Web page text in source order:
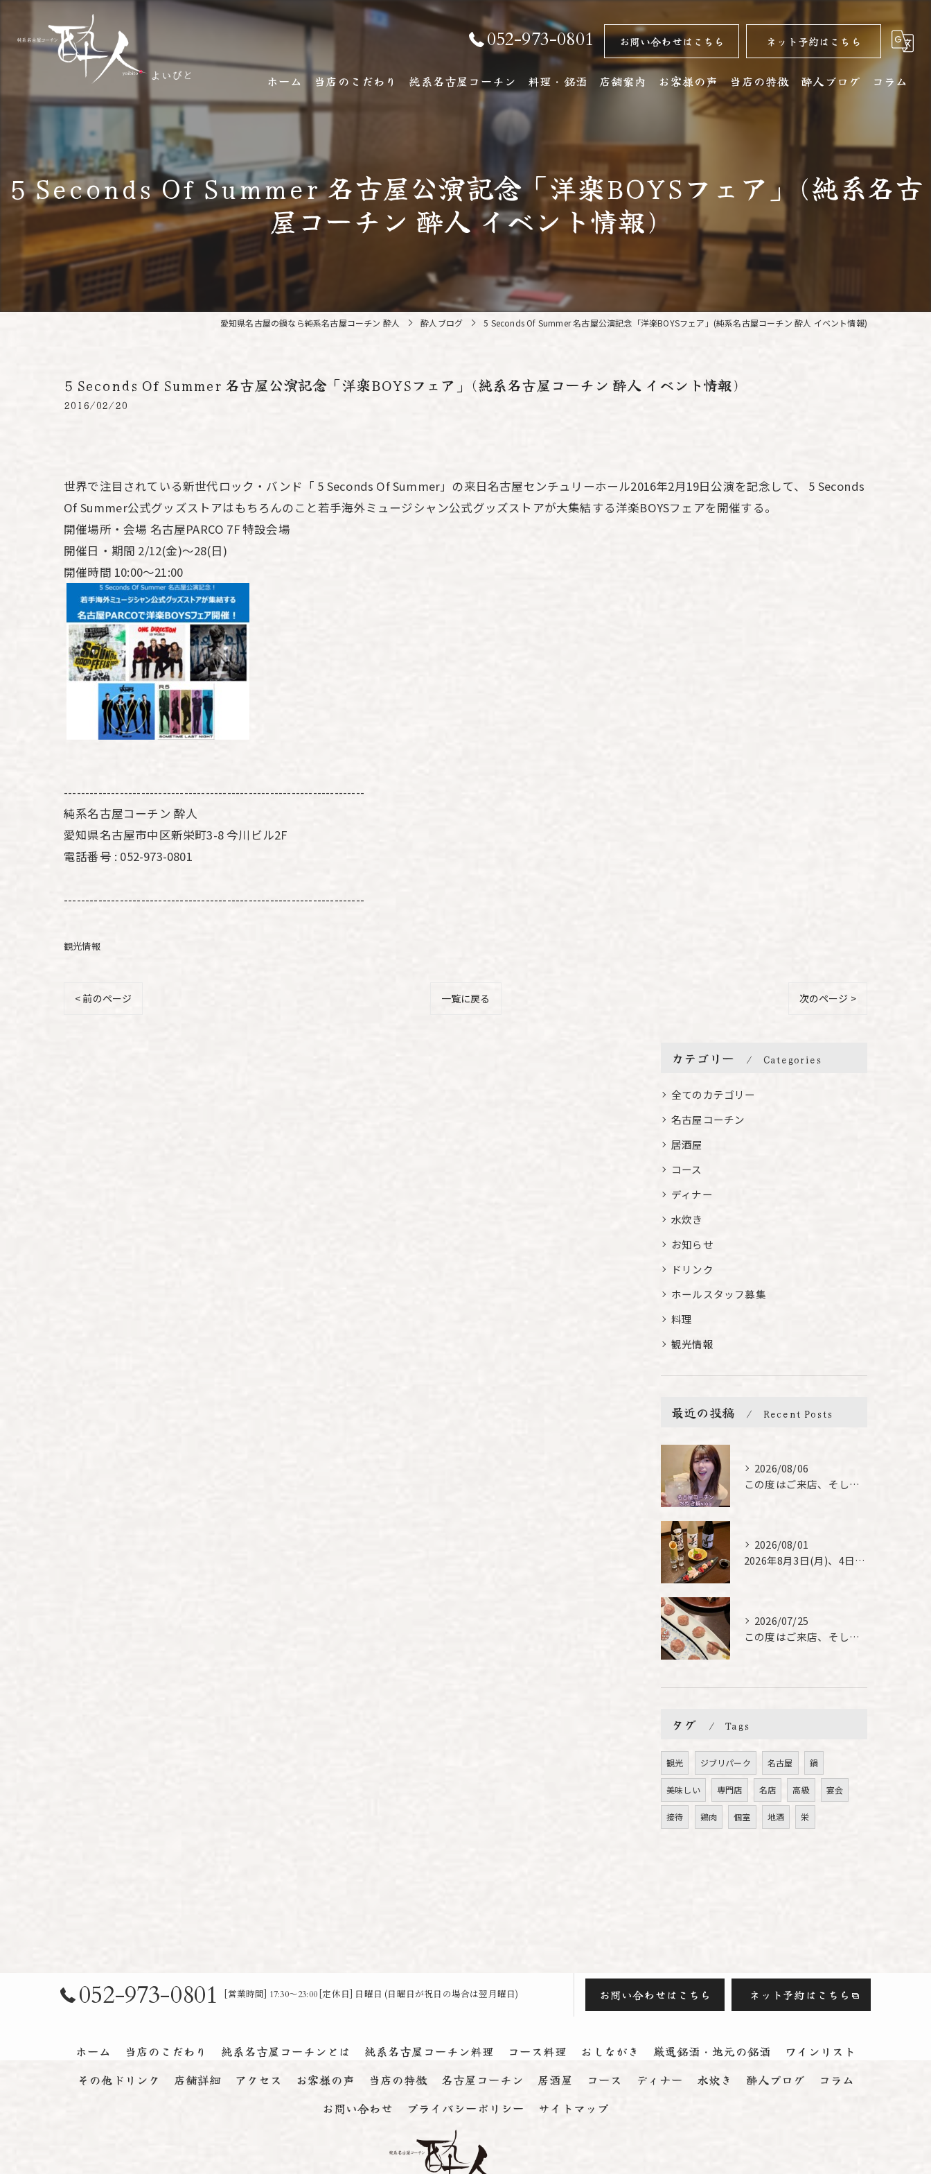
052-973-0801 お問い合わせはこちら ネット予約はこちら
ホーム 当店のこだわり 純系名古屋コーチン
純系名古屋コーチンとは
料理・銘酒
厳選銘酒・地元の銘酒
ワインリスト
その他ドリンク
店舗案内
アクセス
お客様の声 当店の特徴
コース
ディナー
酔人ブログ コラム
5 Seconds Of Summer 名古屋公演記念「洋楽BOYSフェア」(純系名古
屋コーチン 酔人 イベント情報)
愛知県名古屋の鍋なら純系名古屋コーチン 酔人 酔人ブログ 5 Seconds Of Summer 名古屋公演記念「洋楽BOYSフェア」(純系名古屋コーチン 酔人 イベント情報)
5 Seconds Of Summer 名古屋公演記念「洋楽BOYSフェア」(純系名古屋コーチン 酔人 イベント情報)
2016/02/20
世界で注目されている新世代ロック・バンド「 5 Seconds Of Summer」の来日名古屋センチュリーホール2016年2月19日公演を記念して、 5 Seconds
Of Summer公式グッズストアはもちろんのこと若手海外ミュージシャン公式グッズストアが大集結する洋楽BOYSフェアを開催する。
開催場所・会場 名古屋PARCO 7F 特設会場
開催日・期間 2/12(金)～28(日)
開催時間 10:00～21:00
----------------------------------------------------------------------
純系名古屋コーチン 酔人
愛知県名古屋市中区新栄町3-8 今川ビル2F
電話番号 : 052-973-0801
----------------------------------------------------------------------
観光情報
< 前のページ 一覧に戻る 次のページ >
カテゴリー Categories
全てのカテゴリー
名古屋コーチン
居酒屋
コース
ディナー
水炊き
お知らせ
ドリンク
ホールスタッフ募集
料理
観光情報
最近の投稿 Recent Posts
2026/08/06
この度はご来店、そして素敵なご紹介誠にありがとうございます✨...
2026/08/01
2026年8月3日(月)、4日(火)は、臨時休業させて頂きま...
2026/07/25
この度はご来店、そして素敵なご紹介誠にありがとうございます✨...
タグ Tags
観光 ジブリパーク 名古屋 鍋
美味しい 専門店 名店 高級 宴会
接待 鶏肉 個室 地酒 栄
052-973-0801 [営業時間] 17:30～23:00 [定休日] 日曜日 (日曜日が祝日の場合は翌月曜日) お問い合わせはこちら ネット予約はこちら
ホーム 当店のこだわり 純系名古屋コーチンとは 純系名古屋コーチン料理 コース料理 おしながき 厳選銘酒・地元の銘酒
ワインリスト
その他ドリンク
店舗詳細 アクセス お客様の声 当店の特徴 名古屋コーチン 居酒屋 コース ディナー 水炊き 酔人ブログ
コラム
お問い合わせ
プライバシーポリシー サイトマップ